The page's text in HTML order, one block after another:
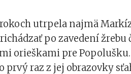
utrpela najmä
po zavedení žrebu
orieškami pre Popolušku.
prvý raz z jej obrazovky